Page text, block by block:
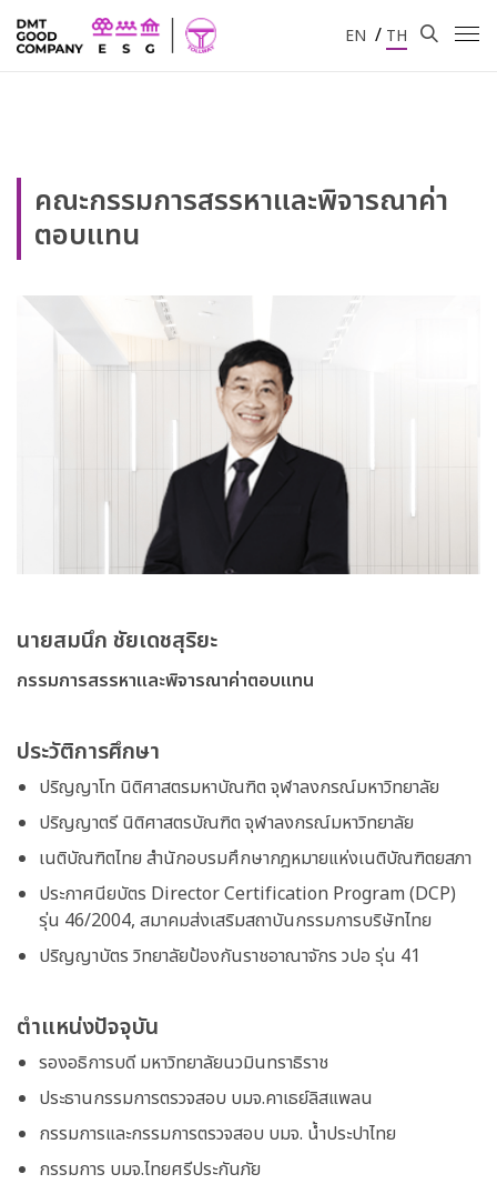
EN / TH
คณะกรรมการสรรหาและพิจารณาค่า
ตอบแทน
นายสมนึก ชัยเดชสุริยะ
กรรมการสรรหาและพิจารณาค่าตอบแทน
ประวัติการศึกษา
ปริญญาโท นิติศาสตรมหาบัณฑิต จุฬาลงกรณ์มหาวิทยาลัย
ปริญญาตรี นิติศาสตรบัณฑิต จุฬาลงกรณ์มหาวิทยาลัย
เนติบัณฑิตไทย สำนักอบรมศึกษากฎหมายแห่งเนติบัณฑิตยสภา
ประกาศนียบัตร Director Certification Program (DCP)
รุ่น 46/2004, สมาคมส่งเสริมสถาบันกรรมการบริษัทไทย
ปริญญาบัตร วิทยาลัยป้องกันราชอาณาจักร วปอ รุ่น 41
ตำแหน่งปัจจุบัน
รองอธิการบดี มหาวิทยาลัยนวมินทราธิราช
ประธานกรรมการตรวจสอบ บมจ.คาเธย์ลิสแพลน
กรรมการและกรรมการตรวจสอบ บมจ. น้ำประปาไทย
กรรมการ บมจ.ไทยศรีประกันภัย